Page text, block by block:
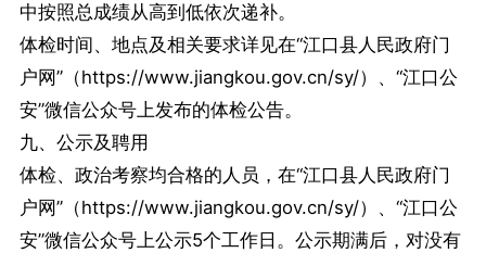
中按照总成绩从高到低依次递补。
体检时间、地点及相关要求详见在“江口县人民政府门
户网”（https://www.jiangkou.gov.cn/sy/）、“江口公
安”微信公众号上发布的体检公告。
九、公示及聘用
体检、政治考察均合格的人员，在“江口县人民政府门
户网”（https://www.jiangkou.gov.cn/sy/）、“江口公
安”微信公众号上公示5个工作日。公示期满后，对没有